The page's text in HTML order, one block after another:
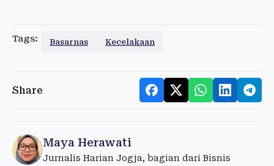
Tags: Basarnas Kecelakaan
Share
Maya Herawati
Jurnalis Harian Jogja, bagian dari Bisnis